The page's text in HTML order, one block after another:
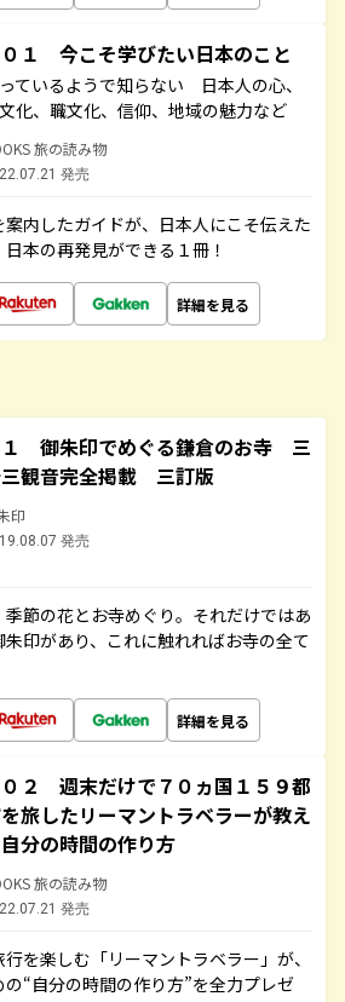
０１ 今こそ学びたい日本のこと
ているようで知らない 日本人の心、
化、職文化、信仰、地域の魅力など
旅の読み物
発売
案内したガイドが、日本人にこそ伝えた
本の再発見ができる１冊！
詳細を見る
１ 御朱印でめぐる鎌倉のお寺 三
観音完全掲載 三訂版
印
発売
節の花とお寺めぐり。それだけではあ
印があり、これに触れればお寺の全て
詳細を見る
０２ 週末だけで７０ヵ国１５９都
旅したリーマントラベラーが教え
分の時間の作り方
旅の読み物
発売
を楽しむ「リーマントラベラー」が、
“自分の時間の作り方”を全力プレゼ